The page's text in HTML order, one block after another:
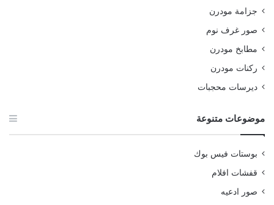
جزامة مودرن
صور غرف نوم
مطابخ مودرن
ركنات مودرن
ديرسات محجبات
موضوعات متنوعة
بوستات فيس بوك
قفشات افلام
صور ادعيه